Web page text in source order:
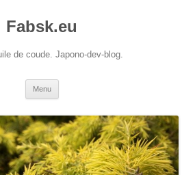
Fabsk.eu
de coude. Japono-dev-blog.
Menu